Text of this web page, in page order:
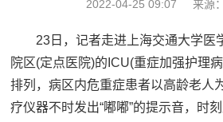
2022-04-25 09:07 来源
23日，记者走进上海交通大学医
院区(定点医院)的ICU(重症加强护理
排列，病区内危重症患者以高龄老人
疗仪器不时发出“嘟嘟”的提示音，时